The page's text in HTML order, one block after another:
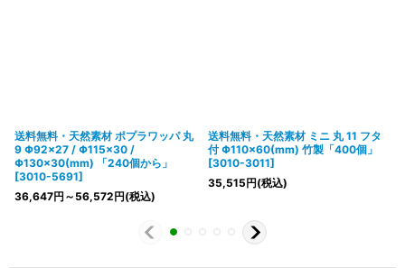
送料無料・天然素材 ポプラワッパ 丸
9 Φ92×27 / Φ115×30 /
Φ130×30(mm) 「240個から」
[3010-5691]
36,647円 ～56,572円(税込)
送料無料・天然素材 ミニ 丸 11 フタ
付 Φ110×60(mm) 竹製「400個」
[3010-3011]
35,515円(税込)